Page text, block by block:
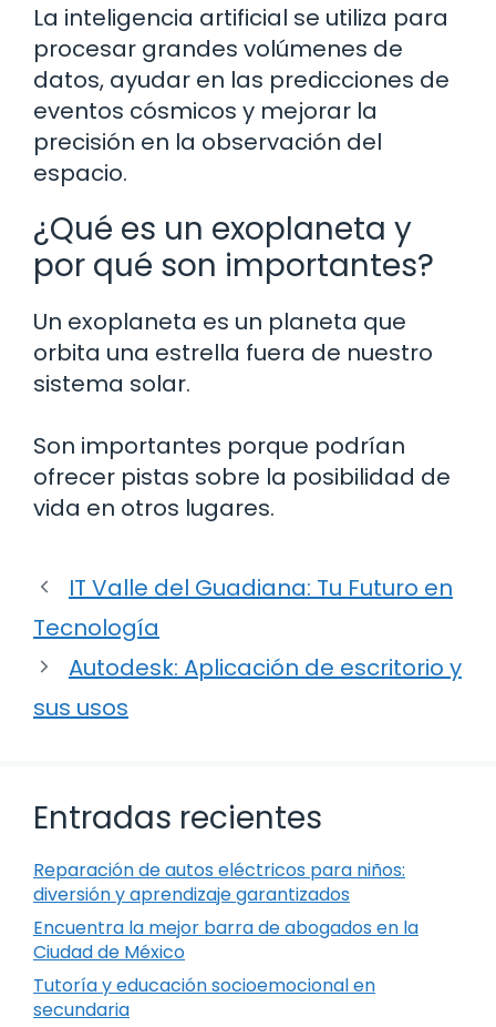
La inteligencia artificial se utiliza para
procesar grandes volúmenes de
datos, ayudar en las predicciones de
eventos cósmicos y mejorar la
precisión en la observación del
espacio.
¿Qué es un exoplaneta y
por qué son importantes?
Un exoplaneta es un planeta que
orbita una estrella fuera de nuestro
sistema solar.
Son importantes porque podrían
ofrecer pistas sobre la posibilidad de
vida en otros lugares.
IT Valle del Guadiana: Tu Futuro en
Tecnología
Autodesk: Aplicación de escritorio y
sus usos
Entradas recientes
Reparación de autos eléctricos para niños:
diversión y aprendizaje garantizados
Encuentra la mejor barra de abogados en la
Ciudad de México
Tutoría y educación socioemocional en
secundaria